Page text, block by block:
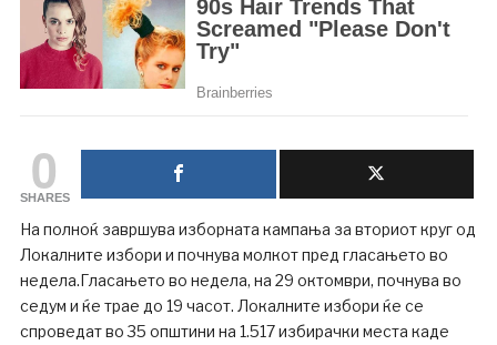
0
SHARES
На полноќ завршува изборната кампања за вториот круг од
Локалните избори и почнува молкот пред гласањето во
недела.Гласањето во недела, на 29 октомври, почнува во
седум и ќе трае до 19 часот. Локалните избори ќе се
спроведат во 35 општини на 1.517 избирачки места каде